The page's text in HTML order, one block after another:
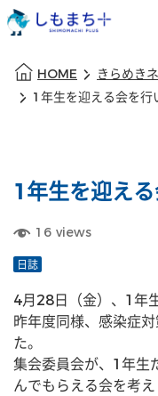
HOME きらめき
1年生を迎える会を行
1年生を迎え
16 views
日誌
4月28日（金）、1年
昨年度同様、感染症
た。
集会委員会が、1年生
んでもらえる会を考え